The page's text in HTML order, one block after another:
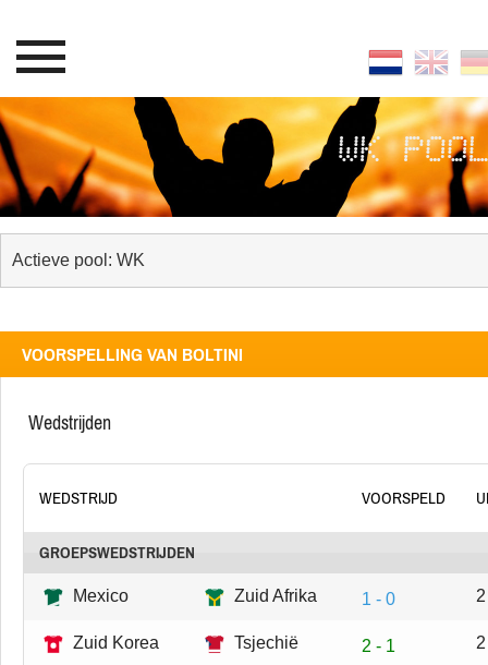
WK
VOORSPELLING VAN BOLTINI
wedstrijden
WEDSTRIJD VOORSPELD
GROEPSWEDSTRIJDEN
Mexico Zuid Afrika 1 - 0
Zuid Korea Tsjechië 2 - 1